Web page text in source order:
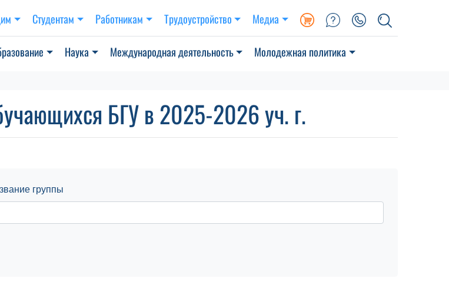
Студентам Работникам Трудоустройство Медиа
Наука Международная деятельность Молодежная политика
БГУ в 2025-2026 уч. г.
группы